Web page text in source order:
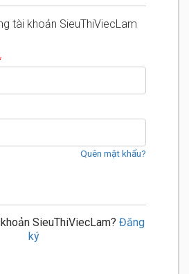
tài khoản SieuThiViecLam
Quên mật khẩu?
SieuThiViecLam? Đăng
ký